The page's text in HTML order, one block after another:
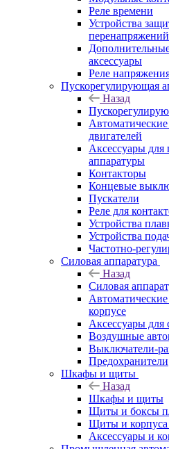
Реле времени
Устройства
аксессуары
Реле
Пускорегулирующая
Назад
двигателей
Аксессуары для
аппаратуры
Контакторы
Концевые
Пускатели
Реле для
Устройства
Устройства
Частотно-
Силовая аппаратура
Назад
Силовая
корпусе
Аксессуары для
Воздушные
Выключатели-
Предохранители
Шкафы и щиты
Назад
Шкафы и щиты
Щиты и боксы
Щиты и корпуса
Аксессуары и